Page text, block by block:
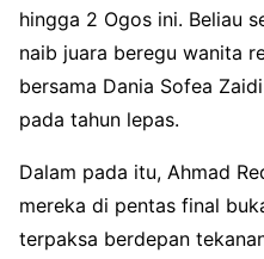
hingga 2 Ogos ini. Beliau
naib juara beregu wanita
bersama Dania Sofea
pada tahun lepas.
Dalam pada itu, Ahmad
mereka di pentas final
terpaksa berdepan